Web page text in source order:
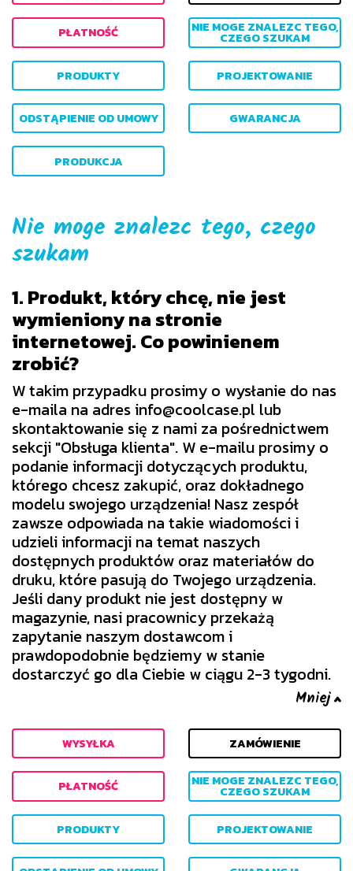
PŁATNOŚĆ NIE MOGE ZNALEZC TEGO,
CZEGO SZUKAM
PRODUKTY PROJEKTOWANIE
ODSTĄPIENIE OD UMOWY GWARANCJA
PRODUKCJA
Nie moge znalezc tego, czego
szukam
1. Produkt, który chcę, nie jest
wymieniony na stronie
internetowej. Co powinienem
zrobić?
W takim przypadku prosimy o wysłanie do nas
e-maila na adres info@coolcase.pl lub
skontaktowanie się z nami za pośrednictwem
sekcji "Obsługa klienta". W e-mailu prosimy o
podanie informacji dotyczących produktu,
którego chcesz zakupić, oraz dokładnego
modelu swojego urządzenia! Nasz zespół
zawsze odpowiada na takie wiadomości i
udzieli informacji na temat naszych
dostępnych produktów oraz materiałów do
druku, które pasują do Twojego urządzenia.
Jeśli dany produkt nie jest dostępny w
magazynie, nasi pracownicy przekażą
zapytanie naszym dostawcom i
prawdopodobnie będziemy w stanie
dostarczyć go dla Ciebie w ciągu 2-3 tygodni.
WYSYŁKA ZAMÓWIENIE
PŁATNOŚĆ NIE MOGE ZNALEZC TEGO,
CZEGO SZUKAM
PRODUKTY PROJEKTOWANIE